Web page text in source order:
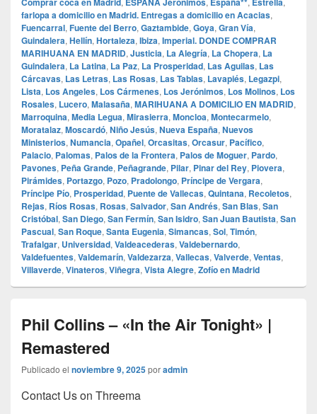
farlopa a domicilio en Madrid. Entregas a domicilio en Acacias,
Fuencarral, Fuente del Berro, Gaztambide, Goya, Gran Vía,
Guindalera, Hellín, Hortaleza, Ibiza, Imperial. DONDE COMPRAR
MARIHUANA EN MADRID, Justicia, La Alegría, La Chopera, La
Guindalera, La Latina, La Paz, La Prosperidad, Las Aguilas, Las
Cárcavas, Las Letras, Las Rosas, Las Tablas, Lavapiés, Legazpi,
Lista, Los Angeles, Los Cármenes, Los Jerónimos, Los Molinos, Los
Rosales, Lucero, Malasaña, MARIHUANA A DOMICILIO EN MADRID,
Marroquina, Media Legua, Mirasierra, Moncloa, Montecarmelo,
Moratalaz, Moscardó, Niño Jesús, Nueva España, Nuevos
Ministerios, Numancia, Opañel, Orcasitas, Orcasur, Pacífico,
Palacio, Palomas, Palos de la Frontera, Palos de Moguer, Pardo,
Pavones, Peña Grande, Peñagrande, Pilar, Pinar del Rey, Piovera,
Pirámides, Portazgo, Pozo, Pradolongo, Príncipe de Vergara,
Príncipe Pío, Prosperidad, Puente de Vallecas, Quintana, Recoletos,
Rejas, Ríos Rosas, Rosas, Salvador, San Andrés, San Blas, San
Cristóbal, San Diego, San Fermín, San Isidro, San Juan Bautista, San
Pascual, San Roque, Santa Eugenia, Simancas, Sol, Timón,
Trafalgar, Universidad, Valdeacederas, Valdebernardo,
Valdefuentes, Valdemarín, Valdezarza, Vallecas, Valverde, Ventas,
Villaverde, Vinateros, Viñegra, Vista Alegre, Zofío en Madrid
Phil Collins – «In the Air Tonight» |
Remastered
Publicado el noviembre 9, 2025poradmin
Contact Us on Threema